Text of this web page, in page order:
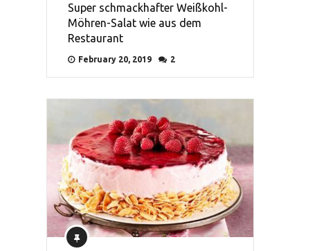
Super schmackhafter Weißkohl-
Möhren-Salat wie aus dem
Restaurant
February 20, 2019 2